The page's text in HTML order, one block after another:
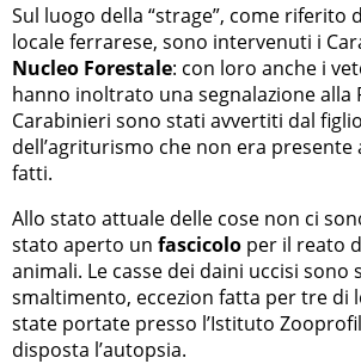
Sul luogo della “strage”, come riferito
locale ferrarese, sono intervenuti i
Nucleo Forestale: con loro anche i
hanno inoltrato una segnalazione alla
Carabinieri sono stati avvertiti dal
dell’agriturismo che non era
fatti.
Allo stato attuale delle cose non ci
stato aperto un fascicolo per il reato
animali. Le casse dei daini uccisi sono
smaltimento, eccezion fatta per tre di
state portate presso l’Istituto
disposta l’autopsia.